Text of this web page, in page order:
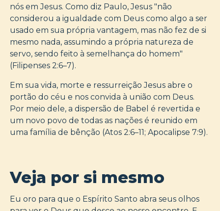
nós em Jesus. Como diz Paulo, Jesus "não
considerou a igualdade com Deus como algo a ser
usado em sua própria vantagem, mas não fez de si
mesmo nada, assumindo a própria natureza de
servo, sendo feito à semelhança do homem"
(Filipenses 2:6–7).
Em sua vida, morte e ressurreição Jesus abre o
portão do céu e nos convida à união com Deus.
Por meio dele, a dispersão de Babel é revertida e
um novo povo de todas as nações é reunido em
uma família de bênção (Atos 2:6–11; Apocalipse 7:9).
Veja por si mesmo
Eu oro para que o Espírito Santo abra seus olhos